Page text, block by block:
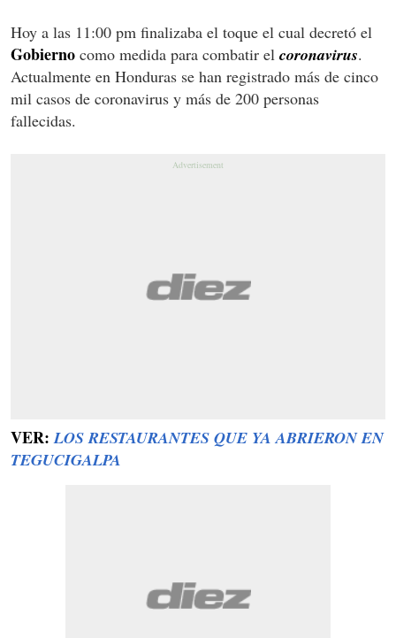
Hoy a las 11:00 pm finalizaba el toque el cual decretó el
Gobierno como medida para combatir el coronavirus.
Actualmente en Honduras se han registrado más de cinco
mil casos de coronavirus y más de 200 personas
fallecidas.
VER:LOS RESTAURANTES QUE YA ABRIERON EN
TEGUCIGALPA